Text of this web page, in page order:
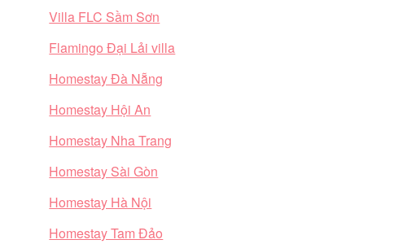
Villa FLC Sầm Sơn
Flamingo Đại Lải villa
Homestay Đà Nẵng
Homestay Hội An
Homestay Nha Trang
Homestay Sài Gòn
Homestay Hà Nội
Homestay Tam Đảo